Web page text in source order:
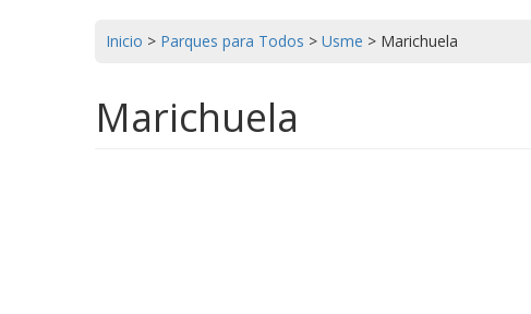
Inicio > Parques para Todos > Usme > Marichuela
Marichuela